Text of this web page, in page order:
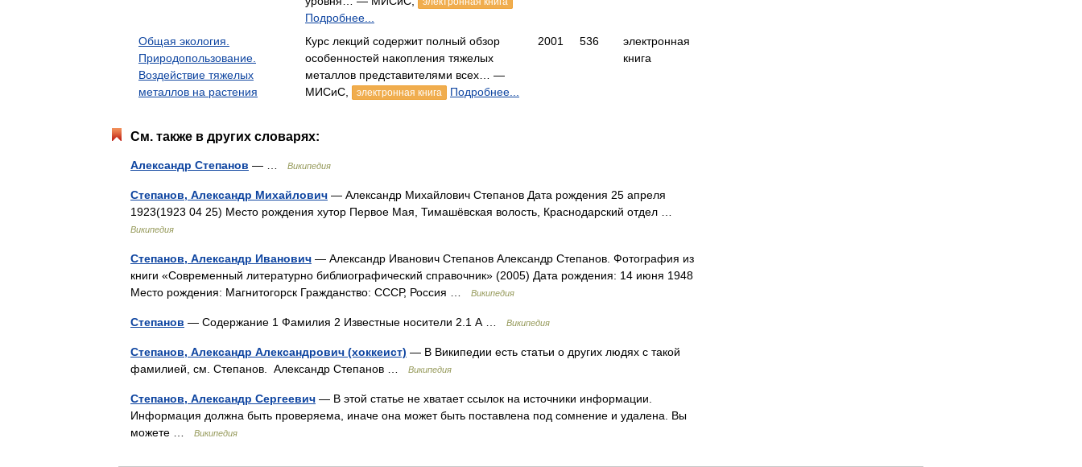
Подробнее...
Общая экология.
Природопользование.
Воздействие тяжелых
металлов на растения
Курс лекций содержит полный обзор
особенностей накопления тяжелых
металлов представителями всех… —
МИСиС,
электронная книга Подробнее...
2001 536
электронная
книга
См. также в других словарях:
Александр Степанов — … Википедия
Степанов, Александр Михайлович — Александр Михайлович Степанов Дата рождения 25 апреля
1923(1923 04 25) Место рождения хутор Первое Мая, Тимашёвская волость, Краснодарский отдел …
Википедия
Степанов, Александр Иванович — Александр Иванович Степанов Александр Степанов. Фотография из
книги «Современный литературно библиографический справочник» (2005) Дата рождения: 14 июня 1948
Место рождения: Магнитогорск Гражданство: СССР, Россия …
Википедия
Степанов — Содержание 1 Фамилия 2 Известные носители 2.1 А … Википедия
Степанов, Александр Александрович (хоккеист) — В Википедии есть статьи о других людях с такой
фамилией, см. Степанов. Александр Степанов …
Википедия
Степанов, Александр Сергеевич — В этой статье не хватает ссылок на источники информации.
Информация должна быть проверяема, иначе она может быть поставлена под сомнение и удалена. Вы
можете …
Википедия